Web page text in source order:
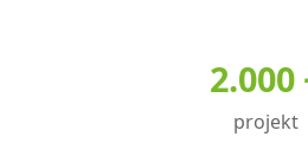
2.000
projekt